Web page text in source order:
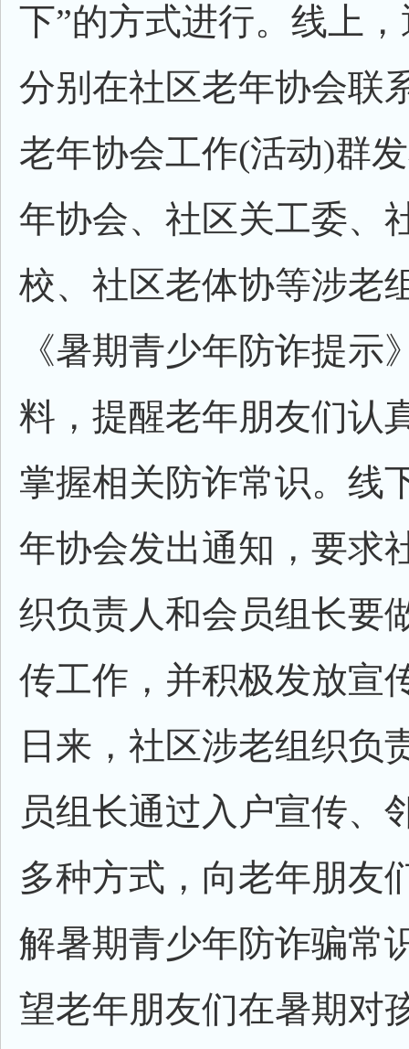
下”的方式进行。线上
分别在社区老年协会联
老年协会工作(活动)群
年协会、社区关工委、
校、社区老体协等涉老
《暑期青少年防诈提示
料，提醒老年朋友们认
掌握相关防诈常识。线
年协会发出通知，要求
织负责人和会员组长要
传工作，并积极发放宣
日来，社区涉老组织负
员组长通过入户宣传、
多种方式，向老年朋友
解暑期青少年防诈骗常
望老年朋友们在暑期对